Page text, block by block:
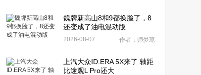
魏牌新高山8和9都换脸了，8
还变成了油电混动版
2026-08-07 作者：师梦琼
上汽大众ID.ERA 5X来了 轴距
比途观L Pro还大